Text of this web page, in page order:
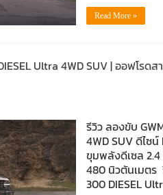
Read More »
Ultra 4WD SUV | ออฟโรด
รีวิว ลองขับ
4WD SUV ดีไซ
ขุมพลังดีเซล 2.4
480 นิวตันเมตร
300 DIESEL